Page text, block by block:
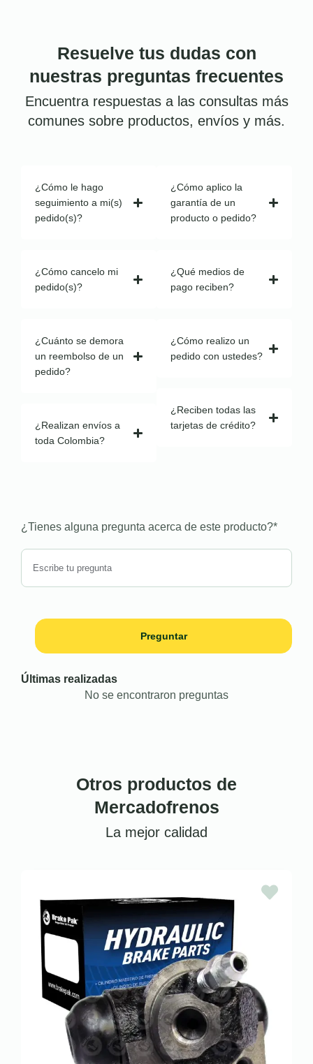
Resuelve tus dudas con
nuestras preguntas frecuentes
Encuentra respuestas a las consultas más
comunes sobre productos, envíos y más.
¿Cómo le hago
seguimiento a mi(s)
pedido(s)?
¿Cómo cancelo mi
pedido(s)?
¿Cuánto se demora
un reembolso de un
pedido?
¿Realizan envíos a
toda Colombia?
¿Cómo aplico la
garantía de un
producto o pedido?
¿Qué medios de
pago reciben?
¿Cómo realizo un
pedido con ustedes?
¿Reciben todas las
tarjetas de crédito?
¿Tienes alguna pregunta acerca de este producto?*
Preguntar
Últimas realizadas
No se encontraron preguntas
Otros productos de
Mercadofrenos
La mejor calidad